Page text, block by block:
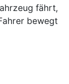
fährt,
bewegt